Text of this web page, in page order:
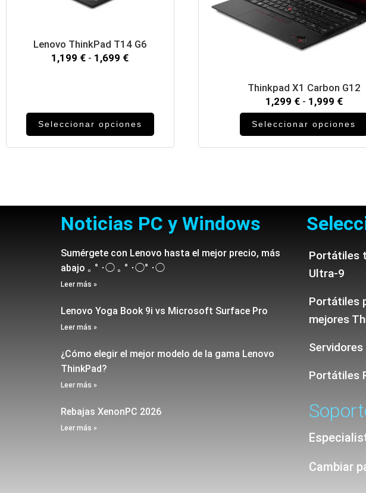
Lenovo ThinkPad T14 G6
1,199 € - 1,699 €
Seleccionar opciones
Thinkpad X1 Carbon G12
1,299 € - 1,999 €
Seleccionar opciones
Noticias PC y Windows
Sumérgete con Lenovo hasta el mejor precio, más
abajo ｡ ° ･◯ ｡ ° ･◯° ･◯
Leer más »
Lenovo Yoga Book 9i vs Microsoft Surface Pro
Leer más »
¿Cómo elegir el mejor modelo de la gama Lenovo
ThinkPad?
Leer más »
Rebajas XenonPC 2026
Leer más »
Portátiles
Ultra-9
Portátiles
mejores
Portátiles
Cambiar